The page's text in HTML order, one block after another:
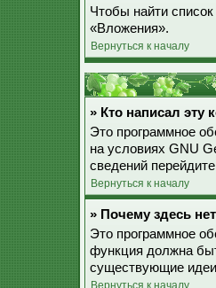
Чтобы найти
«Вложения».
Вернуться к началу
» Кто написал эту
Это программное
на условиях GNU
сведений
Вернуться к началу
» Почему здесь
Это программное
функция должна
существующие
Вернуться к началу